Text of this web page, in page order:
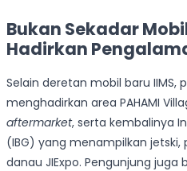
Bukan Sekadar
Hadirkan
Selain deretan mobil baru IIMS,
menghadirkan area PAHAMI
aftermarket, serta kembalinya
(IBG) yang menampilkan jetski,
danau JIExpo. Pengunjung